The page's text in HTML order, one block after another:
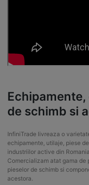
de schimb si
InfiniTrade livreaza o
echipamente, utilaje, piese
industriilor active din
Comercializam atat gama de
pieselor de schimb si
acestora.